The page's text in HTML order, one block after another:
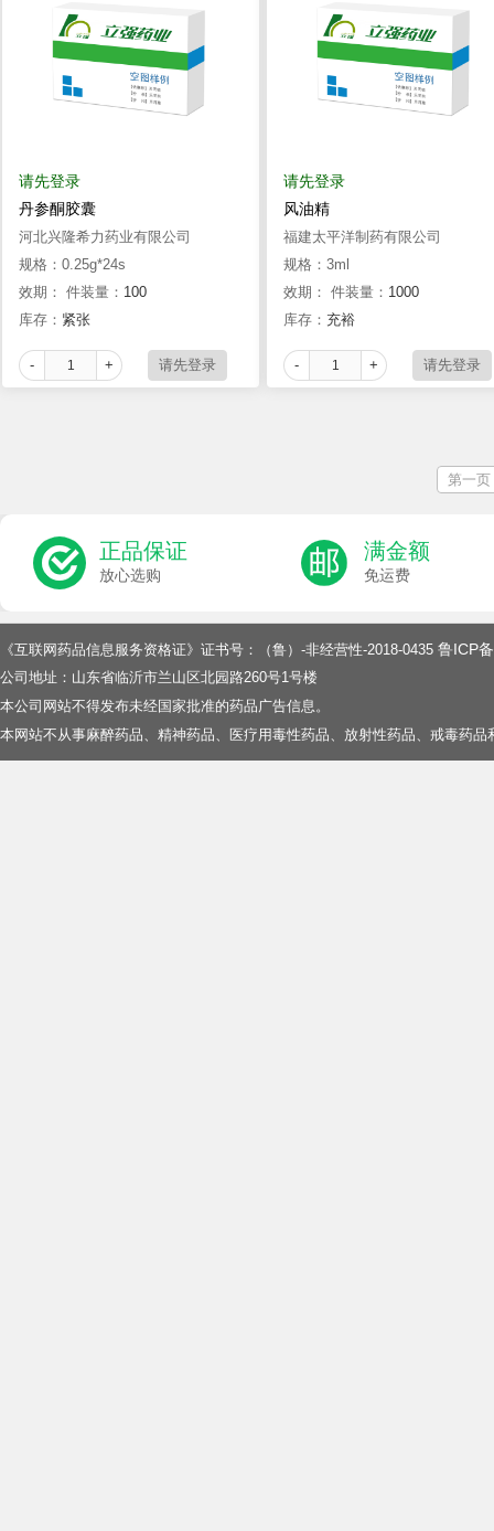
请先登录
丹参酮胶囊
河北兴隆希力药业有限公司
规格：0.25g*24s
效期： 件装量： 100
库存： 紧张
- +
请先登录
风油精
福建太平洋制药有限公司
规格：3ml
效期： 件装量： 1000
库存： 充裕
- +
第一页
正品保证
放心选购
满金额
免运费
《互联网药品信息服务资格证》证书号：（鲁）-非经营性-2018-0435 鲁ICP
公司地址：山东省临沂市兰山区北园路260号1号楼
本公司网站不得发布未经国家批准的药品广告信息。
本网站不从事麻醉药品、精神药品、医疗用毒性药品、放射性药品、戒毒药